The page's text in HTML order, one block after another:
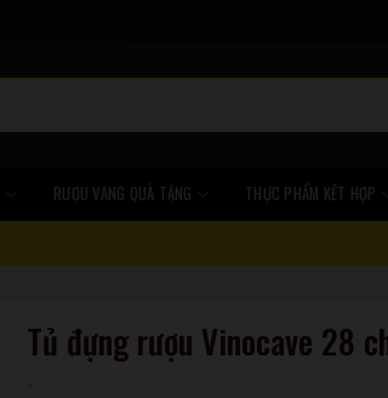
RƯỢU VANG QUÀ TẶNG THỰC PHẨM KẾT HỢP
Tủ đựng rượu Vinocave 28